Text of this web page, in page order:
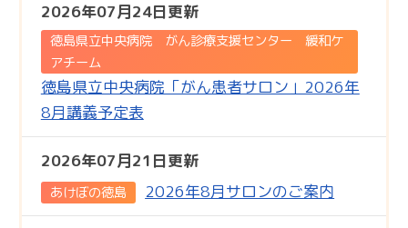
2026年07月24日更新
徳島県立中央病院 がん診療支援センター 緩和ケ
アチーム
徳島県立中央病院「がん患者サロン」2026年
8月講義予定表
2026年07月21日更新
あけぼの徳島 2026年8月サロンのご案内